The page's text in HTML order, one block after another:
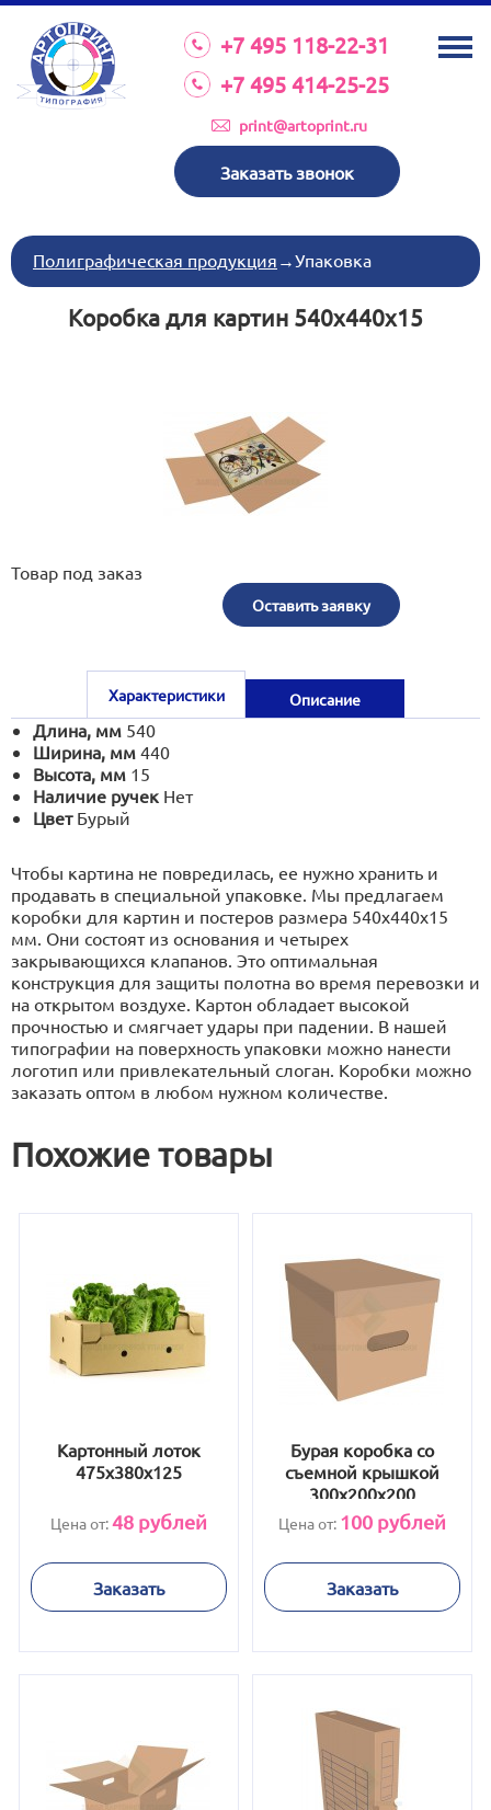
+7 495 118-22-31
+7 495 414-25-25
print@artoprint.ru
Заказать звонок
О КОМПАНИИ
УСЛУГИ
КАТАЛОГ
ТРЕБОВАНИЯ К МАКЕТАМ
НОВОСТИ
ИНВЕСТИЦИИ
КОНТАКТЫ
пн-пт 8:30 17:00
print@artoprint.ru
Полиграфическая продукция →Упаковка
Коробка для картин 540x440x15
Товар под заказ
Оставить заявку
Характеристики Описание
Длина, мм 540
Ширина, мм 440
Высота, мм 15
Наличие ручек Нет
Цвет Бурый
Чтобы картина не повредилась, ее нужно хранить и
продавать в специальной упаковке. Мы предлагаем
коробки для картин и постеров размера 540х440х15
мм. Они состоят из основания и четырех
закрывающихся клапанов. Это оптимальная
конструкция для защиты полотна во время перевозки и
на открытом воздухе. Картон обладает высокой
прочностью и смягчает удары при падении. В нашей
типографии на поверхность упаковки можно нанести
логотип или привлекательный слоган. Коробки можно
заказать оптом в любом нужном количестве.
Похожие товары
Картонный лоток
475х380х125
Цена от:48рублей
Заказать
Бурая коробка со
съемной крышкой
300x200x200
Цена от: 100 рублей
Заказать